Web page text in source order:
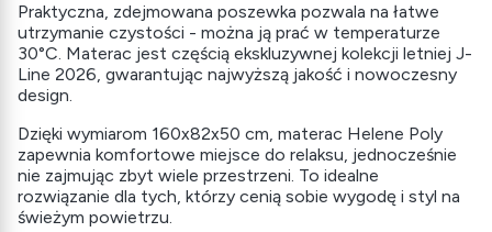
Praktyczna, zdejmowana poszewka pozwala na łatwe
utrzymanie czystości - można ją prać w temperaturze
30°C. Materac jest częścią ekskluzywnej kolekcji letniej J-
Line 2026, gwarantując najwyższą jakość i nowoczesny
design.
Dzięki wymiarom 160x82x50 cm, materac Helene Poly
zapewnia komfortowe miejsce do relaksu, jednocześnie
nie zajmując zbyt wiele przestrzeni. To idealne
rozwiązanie dla tych, którzy cenią sobie wygodę i styl na
świeżym powietrzu.